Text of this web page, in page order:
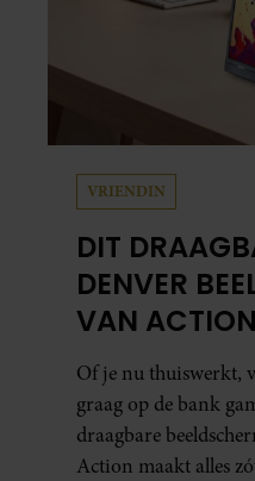
VRIENDIN
DIT
DENVER
VAN
WATCHERS
Of je nu thuiswerkt,
graag op de bank
draagbare
Action maakt alles